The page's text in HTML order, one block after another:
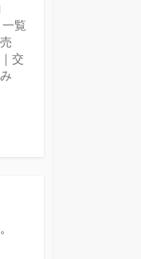
覧
交